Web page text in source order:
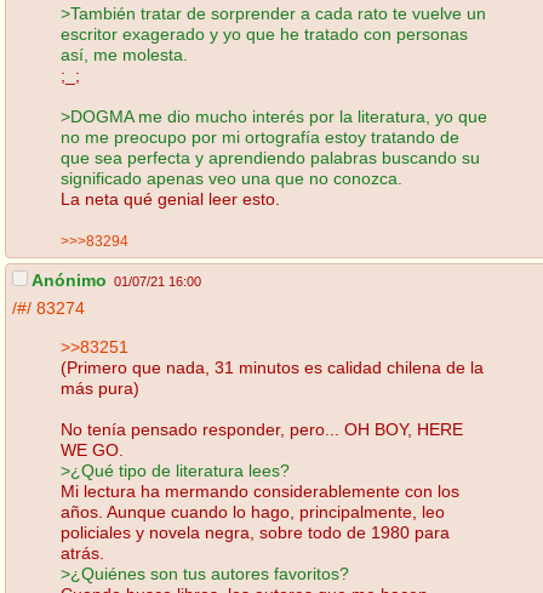
>También tratar de sorprender a cada rato te vuelve un
escritor exagerado y yo que he tratado con personas
así, me molesta.
;_;
>DOGMA me dio mucho interés por la literatura, yo que
no me preocupo por mi ortografía estoy tratando de
que sea perfecta y aprendiendo palabras buscando su
significado apenas veo una que no conozca.
La neta qué genial leer esto.
>>>83294
Anónimo 01/07/21 16:00
/#/ 83274
>>83251
(Primero que nada, 31 minutos es calidad chilena de la
más pura)
No tenía pensado responder, pero... OH BOY, HERE
WE GO.
>¿Qué tipo de literatura lees?
Mi lectura ha mermando considerablemente con los
años. Aunque cuando lo hago, principalmente, leo
policiales y novela negra, sobre todo de 1980 para
atrás.
>¿Quiénes son tus autores favoritos?